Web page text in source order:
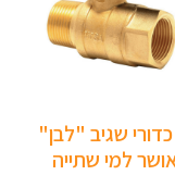
שגיב "לבן"
למי שתייה